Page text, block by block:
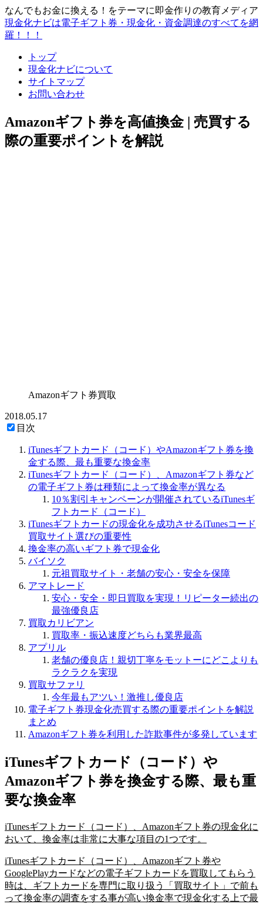
なんでもお金に換える！をテーマに即金作りの教育メディア
現金化ナビは電子ギフト券・現金化・資金調達のすべてを網
羅！！！
トップ
現金化ナビについて
サイトマップ
お問い合わせ
Amazonギフト券を高値換金 | 売買する
際の重要ポイントを解説
Amazonギフト券買取
2018.05.17
目次
iTunesギフトカード（コード）やAmazonギフト券を換
金する際、最も重要な換金率
iTunesギフトカード（コード）、Amazonギフト券など
の電子ギフト券は種類によって換金率が異なる
10％割引キャンペーンが開催されているiTunesギ
フトカード（コード）
iTunesギフトカードの現金化を成功させるiTunesコード
買取サイト選びの重要性
換金率の高いギフト券で現金化
バイソク
元祖買取サイト・老舗の安心・安全を保障
アマトレード
安心・安全・即日買取を実現！リピーター続出の
最強優良店
買取カリビアン
買取率・振込速度どちらも業界最高
アプリル
老舗の優良店！親切丁寧をモットーにどこよりも
ラクラクを実現
買取サファリ
今年最もアツい！激推し優良店
電子ギフト券現金化売買する際の重要ポイントを解説
まとめ
Amazonギフト券を利用した詐欺事件が多発しています
iTunesギフトカード（コード）や
Amazonギフト券を換金する際、最も重
要な換金率
iTunesギフトカード（コード）、Amazonギフト券の現金化に
おいて、換金率は非常に大事な項目の1つです。
iTunesギフトカード（コード）、Amazonギフト券や
GooglePlayカードなどの電子ギフトカードを買取してもらう
時は、ギフトカードを専門に取り扱う「買取サイト」で前も
って換金率の調査をする事が高い換金率で現金化する上で最